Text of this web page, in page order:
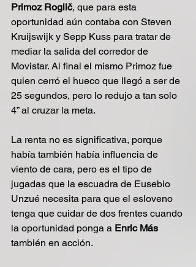
Primoz Roglič, que para esta
oportunidad aún contaba con Steven
Kruijswijk y Sepp Kuss para tratar de
mediar la salida del corredor de
Movistar. Al final el mismo Primoz fue
quien cerró el hueco que llegó a ser de
25 segundos, pero lo redujo a tan solo
4” al cruzar la meta.
La renta no es significativa, porque
había también había influencia de
viento de cara, pero es el tipo de
jugadas que la escuadra de Eusebio
Unzué necesita para que el esloveno
tenga que cuidar de dos frentes cuando
la oportunidad ponga a Enric Más
también en acción.